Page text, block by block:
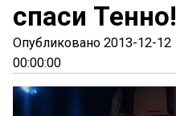
спаси Тенно!
Опубликовано 2013-12-12
00:00:00